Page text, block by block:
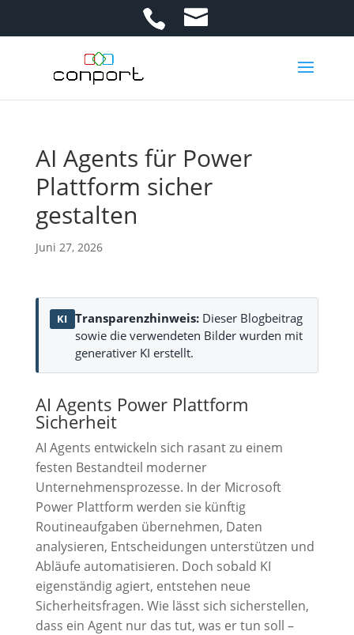
AI Agents für Power
Plattform sicher
gestalten
Juni 27, 2026
KI Transparenzhinweis:Dieser Blogbeitrag
sowie die verwendeten Bilder wurden mit
generativer KI erstellt.
AI Agents Power Plattform
Sicherheit
AI Agents entwickeln sich rasant zu einem
festen Bestandteil moderner
Unternehmensprozesse. In der Microsoft
Power Plattform werden sie künftig
Routineaufgaben übernehmen, Daten
analysieren, Entscheidungen unterstützen und
Abläufe automatisieren. Doch sobald KI
eigenständig agiert, entstehen neue
Sicherheitsfragen. Wie lässt sich sicherstellen,
dass ein Agent nur das tut, was er tun soll –